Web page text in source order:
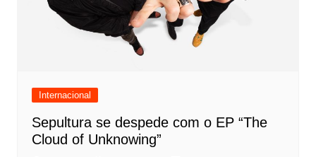
Internacional
Sepultura se despede com o EP “The
Cloud of Unknowing”